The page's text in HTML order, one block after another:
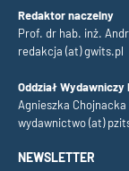
Redaktor naczelny
Prof. dr hab. inż.
redakcja (at) gwits.pl
Oddział Wydawniczy
Agnieszka Chojnacka
wydawnictwo (at)
NEWSLETTER